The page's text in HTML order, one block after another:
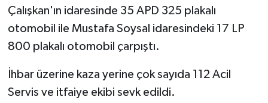
Çalışkan'ın idaresinde 35 APD 325 plakalı
otomobil ile Mustafa Soysal idaresindeki 17 LP
800 plakalı otomobil çarpıştı.
İhbar üzerine kaza yerine çok sayıda 112 Acil
Servis ve itfaiye ekibi sevk edildi.